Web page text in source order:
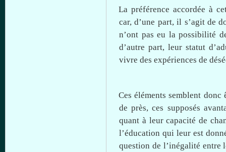
La préférence accordée à
car,d’une part,il s’agitde
n’ont paseu lapossibilité
d’autre part, leur statut
vivre des expériences de
Ces éléments semblent donc
deprès,ces supposés
quant à leur capacité de
l’éducation quileur est
question de l’inégalité entre